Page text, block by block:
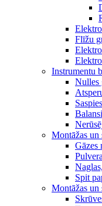
Flīžu
Instrumentu
Nulles
Montāžas un
Gāzes
Spit
Montāžas un